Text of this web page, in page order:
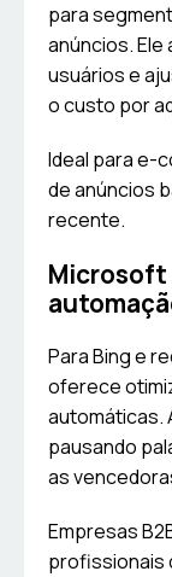
para
anúncios.
usuários e
o custo por
Ideal para e-
de anúncios
recente.
Microsoft
Para Bing e
oferece
automáticas.
pausando
as
Empresas
profissionais